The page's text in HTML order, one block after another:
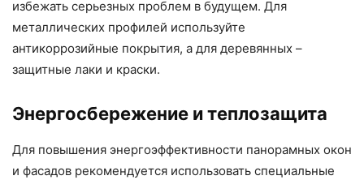
избежать серьезных проблем в будущем. Для
металлических профилей используйте
антикоррозийные покрытия, а для деревянных –
защитные лаки и краски.
Энергосбережение и теплозащита
Для повышения энергоэффективности панорамных окон
и фасадов рекомендуется использовать специальные